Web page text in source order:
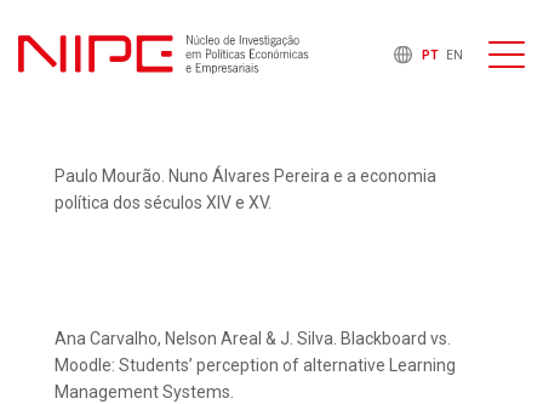
PT EN
Paulo Mourão. Nuno Álvares Pereira e a economia
política dos séculos XIV e XV.
Ana Carvalho, Nelson Areal & J. Silva. Blackboard vs.
Moodle: Students’ perception of alternative Learning
Management Systems.